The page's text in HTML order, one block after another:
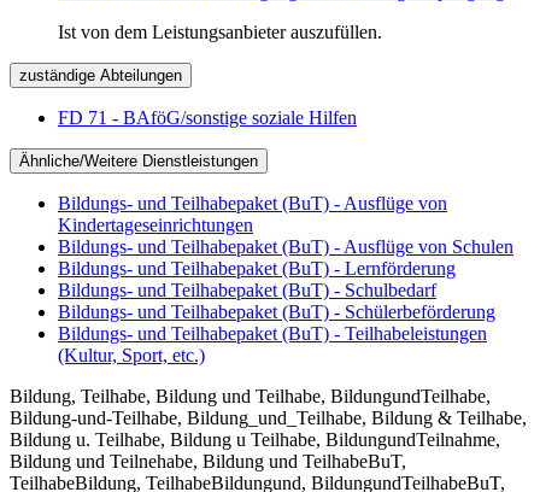
Ist von dem Leistungsanbieter auszufüllen.
zuständige Abteilungen
FD 71 - BAföG/sonstige soziale Hilfen
Ähnliche/Weitere Dienstleistungen
Bildungs- und Teilhabepaket (BuT) - Ausflüge von
Kindertageseinrichtungen
Bildungs- und Teilhabepaket (BuT) - Ausflüge von Schulen
Bildungs- und Teilhabepaket (BuT) - Lernförderung
Bildungs- und Teilhabepaket (BuT) - Schulbedarf
Bildungs- und Teilhabepaket (BuT) - Schülerbeförderung
Bildungs- und Teilhabepaket (BuT) - Teilhabeleistungen
(Kultur, Sport, etc.)
Bildung, Teilhabe, Bildung und Teilhabe, BildungundTeilhabe,
Bildung-und-Teilhabe, Bildung_und_Teilhabe, Bildung & Teilhabe,
Bildung u. Teilhabe, Bildung u Teilhabe, BildungundTeilnahme,
Bildung und Teilnehabe, Bildung und TeilhabeBuT,
TeilhabeBildung, TeilhabeBildungund, BildungundTeilhabeBuT,